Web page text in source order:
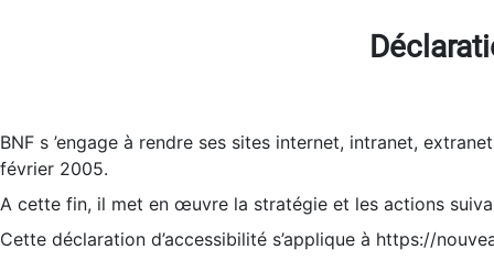
BNF s ’engage à rendre ses sites internet, intranet,
février 2005.
A cette fin, il met en œuvre la stratégie et les actions
Cette déclaration d’accessibilité s’applique à https://